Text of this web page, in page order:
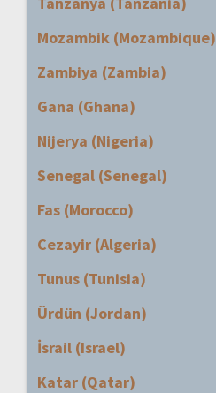
Mozambik (Mozambique)
Zambiya (Zambia)
Gana (Ghana)
Nijerya (Nigeria)
Senegal (Senegal)
Fas (Morocco)
Cezayir (Algeria)
Tunus (Tunisia)
Ürdün (Jordan)
İsrail (Israel)
Katar (Qatar)